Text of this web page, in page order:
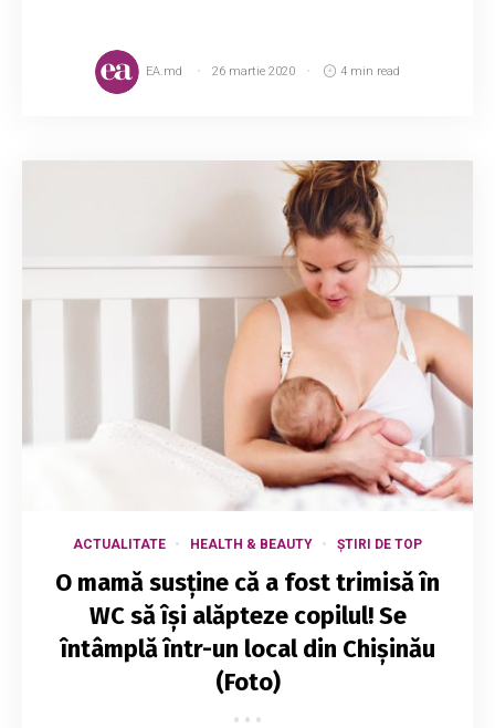
EA.md 26 martie 2020 4 min read
ACTUALITATE HEALTH & BEAUTY ȘTIRI DE TOP
O mamă susține că a fost trimisă în
WC să își alăpteze copilul! Se
întâmplă într-un local din Chișinău
(Foto)